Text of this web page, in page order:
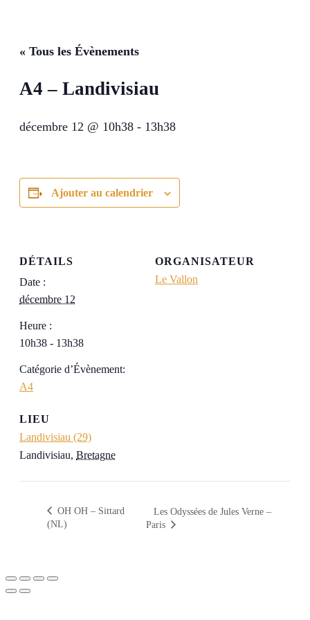
« Tous les Évènements
A4 – Landivisiau
décembre 12 @ 10h38 - 13h38
Ajouter au calendrier
DÉTAILS
Date :
décembre 12
Heure :
10h38 - 13h38
Catégorie d’Évènement:
A4
LIEU
Landivisiau (29)
Landivisiau, Bretagne
ORGANISATEUR
Le Vallon
OH OH – Sittard
(NL)
Les Odyssées de Jules Verne –
Paris